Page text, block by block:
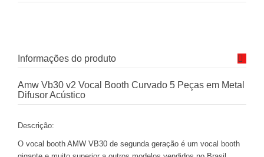
Informações do produto
Amw Vb30 v2 Vocal Booth Curvado 5 Peças em Metal
Difusor Acústico
Descrição:
O vocal booth AMW VB30 de segunda geração é um vocal booth